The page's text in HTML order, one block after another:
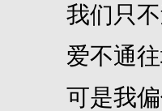
我们只不
爱不通往
可是我偏